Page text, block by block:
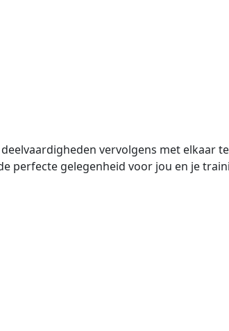
vervolgens met elkaar
perfecte gelegenheid voor jou en je